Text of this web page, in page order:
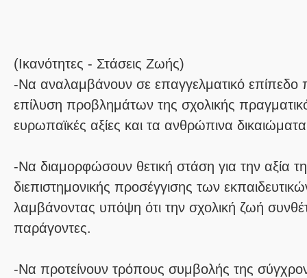
(Ικανότητες - Στάσεις Ζωής)
-Να αναλαμβάνουν σε επαγγελματικό επίπεδο
επίλυση προβλημάτων της σχολικής
ευρωπαϊκές αξίες και τα ανθρώπινα
-Να διαμορφώσουν θετική στάση για την αξία
διεπιστημονικής προσέγγισης των
λαμβάνοντας υπόψη ότι την σχολική ζωή
παράγοντες.
-Να προτείνουν τρόπους συμβολής της